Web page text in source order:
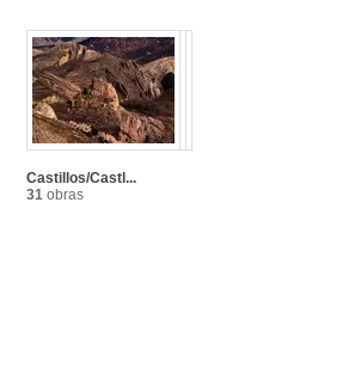
Castillos/Castl...
31 obras